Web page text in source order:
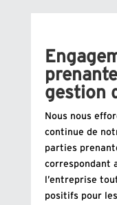
gestion
Nous nous
continue de
parties
correspondant
l’entreprise
positifs pour